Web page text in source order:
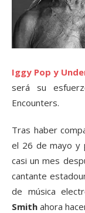
Iggy Pop y
será su
Encounters.
Tras haber
el 26 de mayo y
casi un mes
cantante
de música
Smith ahora